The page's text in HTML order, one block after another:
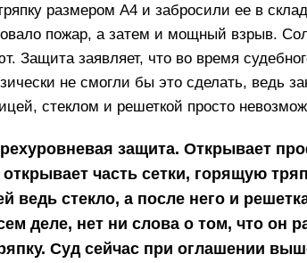
размером А4 и забросили ее в
пожар, а затем и мощный взрыв.
Защита заявляет, что во время
не смогли бы это сделать, ведь
стеклом и решеткой просто
защита. Открывает
часть сетки, горящую
ведь стекло, а после него и
деле, нет ни слова о том, что он
Суд сейчас при оглашении